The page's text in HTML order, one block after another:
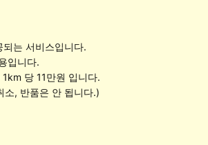
는 서비스입니다.
입니다.
당 11만원 입니다.
소, 반품은 안 됩니다.)